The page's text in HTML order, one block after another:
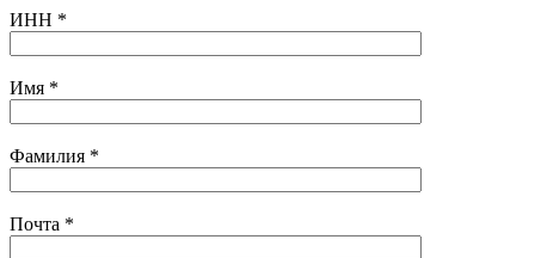
ИНН *
Имя *
Фамилия *
Почта *